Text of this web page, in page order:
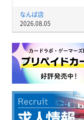
なんば店
2026.08.05